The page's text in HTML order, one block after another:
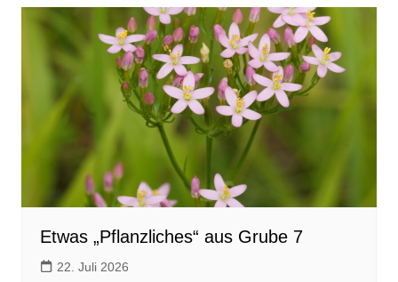
Etwas „Pflanzliches“ aus Grube 7
22. Juli 2026